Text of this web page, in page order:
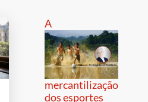
A
mercantilização
dos esportes